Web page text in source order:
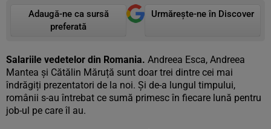
Adaugă-ne ca sursă
preferată
Urmărește-ne în Discover
Salariile vedetelor din Romania. Andreea Esca, Andreea
Mantea și Cătălin Măruță sunt doar trei dintre cei mai
îndrăgiți prezentatori de la noi. Și de-a lungul timpului,
românii s-au întrebat ce sumă primesc în fiecare lună pentru
job-ul pe care îl au.